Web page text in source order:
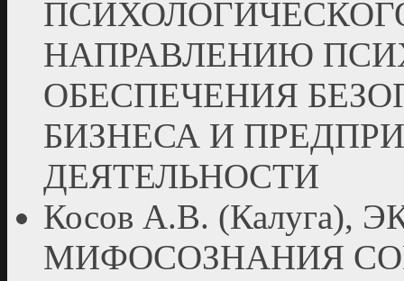
НАПРАВЛЕНИЮ
ОБЕСПЕЧЕНИЯ
БИЗНЕСА И
ДЕЯТЕЛЬНОСТИ
Косов А.В. (Калуга),
МИФОСОЗНАНИЯ